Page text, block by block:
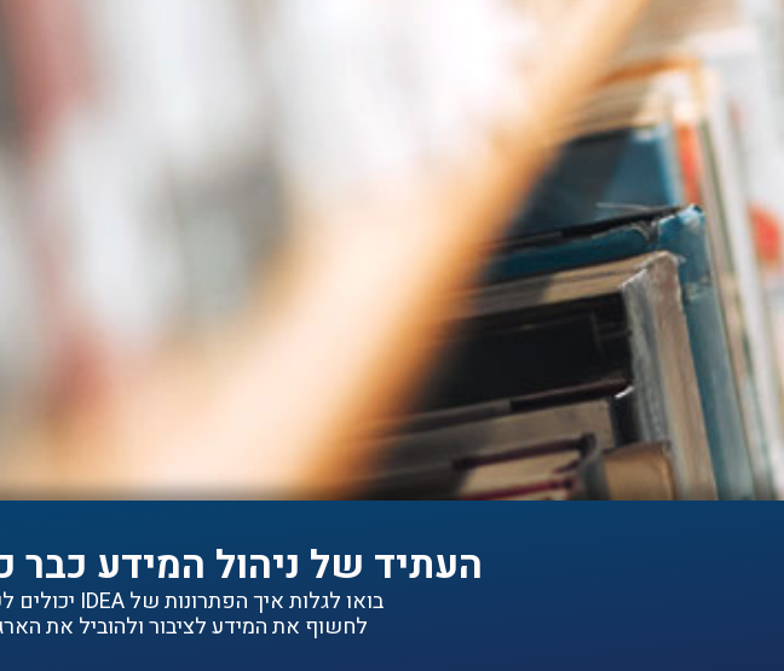
העתיד של ניהול המידע
בואו לגלות איך הפתרונות של IDEA יכולים לעזור לכם לשמר את ההיסטוריה,
לחשוף את המידע לציבור ולהוביל את